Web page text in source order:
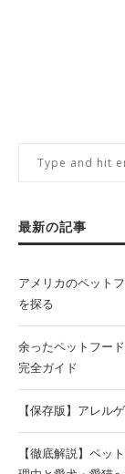
最新の記事
アメリカのペット
を探る
余ったペットフー
完全ガイド
【保存版】アレル
【徹底解説】ペッ